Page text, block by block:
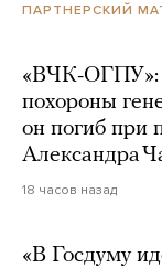
ПАРТНЕРСКИЙ
«ВЧК-ОГПУ»:
похороны
он погиб при
Александра
18 часов назад
«В Госдуму